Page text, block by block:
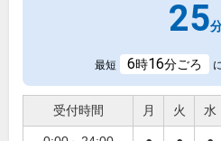
25
最短 6時16分ごろ
受付時間 月 火 水